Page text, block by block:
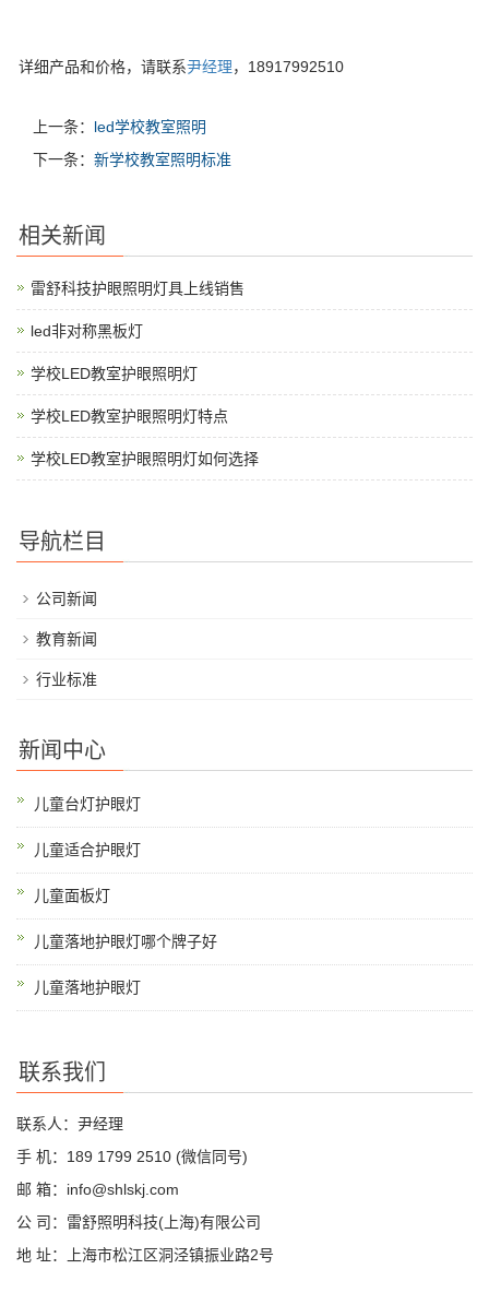
详细产品和价格，请联系尹经理，18917992510
上一条： led学校教室照明
下一条： 新学校教室照明标准
相关新闻
雷舒科技护眼照明灯具上线销售
led非对称黑板灯
学校LED教室护眼照明灯
学校LED教室护眼照明灯特点
学校LED教室护眼照明灯如何选择
导航栏目
公司新闻
教育新闻
行业标准
新闻中心
儿童台灯护眼灯
儿童适合护眼灯
儿童面板灯
儿童落地护眼灯哪个牌子好
儿童落地护眼灯
联系我们
联系人：尹经理
手 机：189 1799 2510 (微信同号)
邮 箱：info@shlskj.com
公 司：雷舒照明科技(上海)有限公司
地 址：上海市松江区洞泾镇振业路2号